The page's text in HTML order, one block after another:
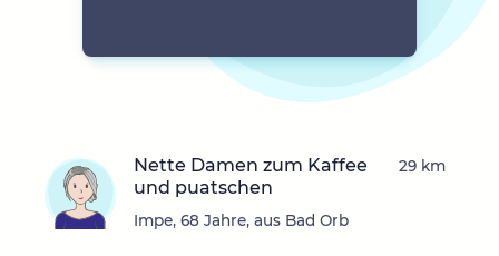
Nette Damen zum Kaffee
und puatschen
Impe, 68 Jahre, aus Bad Orb
29 km